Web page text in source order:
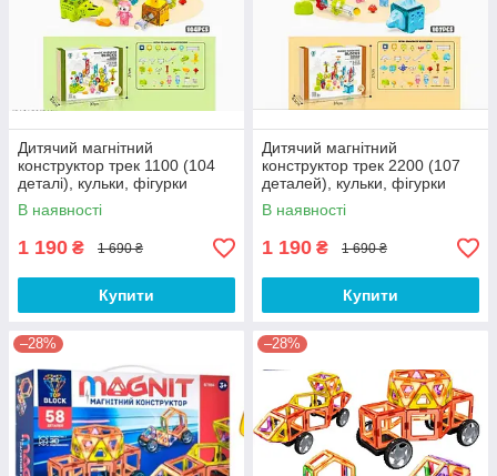
Дитячий магнітний
конструктор трек 1100 (104
деталі), кульки, фігурки
В наявності
1 190 ₴ 1 690 ₴
Купити
Дитячий магнітний
конструктор трек 2200 (107
деталей), кульки, фігурки
В наявності
1 190 ₴ 1 690 ₴
Купити
–28% –28%